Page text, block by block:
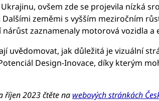
ovšem zde se projevila nízká
zeměmi s vyšším meziročním
zaznamenaly motorová vozidla a
uvědomovat, jak důležitá je vizuální
Design-Inovace, díky kterým
říjen 2023 čtěte na webových stránkách